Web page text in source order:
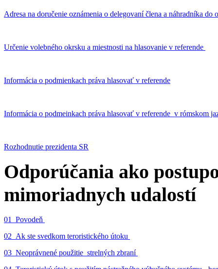
Adresa na doručenie oznámenia o delegovaní člena a náhradníka
Určenie volebného okrsku a miestnosti na hlasovanie v referende
Informácia o podmienkach práva hlasovať v referende
Informácia o podmeinkach práva hlasovať v referende v rómskom
Rozhodnutie prezidenta SR
Odporúčania ako
mimoriadnych udalostí
01_Povodeň
02_Ak ste svedkom teroristického útoku
03_Neoprávnené použitie strelných zbraní